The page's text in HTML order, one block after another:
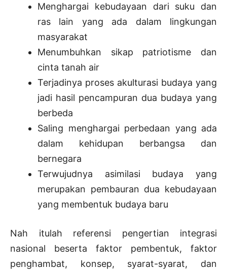
Menghargai kebudayaan dari suku dan
ras lain yang ada dalam lingkungan
masyarakat
Menumbuhkan sikap patriotisme dan
cinta tanah air
Terjadinya proses akulturasi budaya yang
jadi hasil pencampuran dua budaya yang
berbeda
Saling menghargai perbedaan yang ada
dalam kehidupan berbangsa dan
bernegara
Terwujudnya asimilasi budaya yang
merupakan pembauran dua kebudayaan
yang membentuk budaya baru
Nah itulah referensi pengertian integrasi
nasional beserta faktor pembentuk, faktor
penghambat, konsep, syarat-syarat, dan